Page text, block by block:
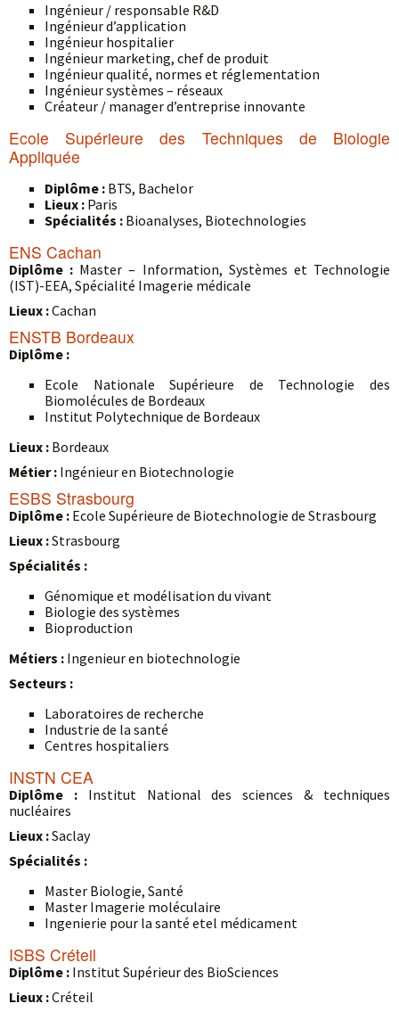
Ingénieur / responsable R&D
Ingénieur d’application
Ingénieur hospitalier
Ingénieur marketing, chef de produit
Ingénieur qualité, normes et réglementation
Ingénieur systèmes – réseaux
Créateur / manager d’entreprise innovante
Ecole Supérieure des Techniques de Biologie
Appliquée
Diplôme : BTS, Bachelor
Lieux : Paris
Spécialités : Bioanalyses, Biotechnologies
ENS Cachan
Diplôme : Master – Information, Systèmes et Technologie
(IST)-EEA, Spécialité Imagerie médicale
Lieux :Cachan
ENSTB Bordeaux
Diplôme :
Ecole Nationale Supérieure de Technologie des
Biomolécules de Bordeaux
Institut Polytechnique de Bordeaux
Lieux : Bordeaux
Métier : Ingénieur en Biotechnologie
ESBS Strasbourg
Diplôme : Ecole Supérieure de Biotechnologie de Strasbourg
Lieux :Strasbourg
Spécialités :
Génomique et modélisation du vivant
Biologie des systèmes
Bioproduction
Métiers : Ingenieur en biotechnologie
Secteurs :
Laboratoires de recherche
Industrie de la santé
Centres hospitaliers
INSTN CEA
Diplôme : Institut National des sciences & techniques
nucléaires
Lieux :Saclay
Spécialités :
Master Biologie, Santé
Master Imagerie moléculaire
Ingenierie pour la santé etel médicament
ISBS Créteil
Diplôme : Institut Supérieur des BioSciences
Lieux :Créteil